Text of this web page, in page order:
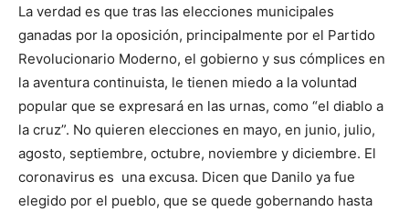
La verdad es que tras las elecciones municipales
ganadas por la oposición, principalmente por el Partido
Revolucionario Moderno, el gobierno y sus cómplices en
la aventura continuista, le tienen miedo a la voluntad
popular que se expresará en las urnas, como “el diablo a
la cruz”. No quieren elecciones en mayo, en junio, julio,
agosto, septiembre, octubre, noviembre y diciembre. El
coronavirus es una excusa. Dicen que Danilo ya fue
elegido por el pueblo, que se quede gobernando hasta